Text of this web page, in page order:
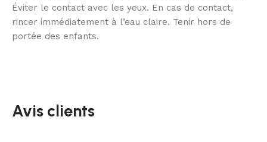
Éviter le contact avec les yeux. En cas de contact,
rincer immédiatement à l’eau claire. Tenir hors de
portée des enfants.
Avis clients